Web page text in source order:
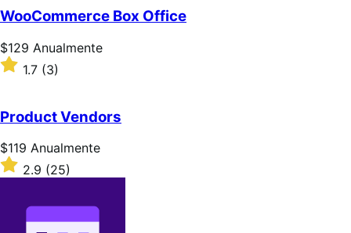
de
5
estrelas
WooCommerce Box Office
Preço:
$129
Anualmente
$129 Anualmente
Classificado
com
de
5
estrelas
1.7 (3)
Product Vendors
Preço:
$119
Anualmente
$119 Anualmente
Classificado
com
2.9 (25)